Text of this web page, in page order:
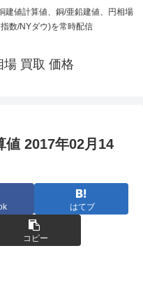
建値計算値、銅/亜鉛建値、円相場
数/NYダウ)を常時配信
買取 価格
値 2017年02月14
はてブ
コピー